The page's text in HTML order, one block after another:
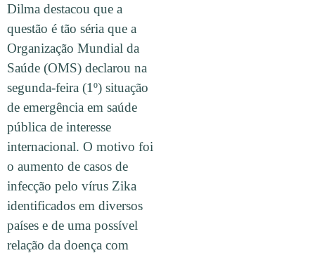
Dilma destacou que a
questão é tão séria que a
Organização Mundial da
Saúde (OMS) declarou na
segunda-feira (1º) situação
de emergência em saúde
pública de interesse
internacional. O motivo foi
o aumento de casos de
infecção pelo vírus Zika
identificados em diversos
países e de uma possível
relação da doença com